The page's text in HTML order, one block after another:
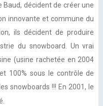
Baud, décident de créer une
innovante et commune du
ils décident de produire
du snowboard. Un vrai
(usine rachetée en 2004
100% sous le contrôle de
snowboards !!! En 2001, le